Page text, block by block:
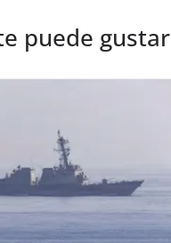
puede gustar